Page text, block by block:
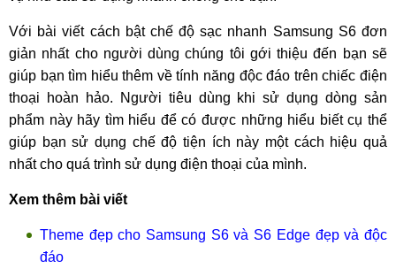
Với bài viết cách bật chế độ sạc nhanh Samsung S6 đơn
giản nhất cho người dùng chúng tôi gới thiệu đến bạn sẽ
giúp bạn tìm hiểu thêm về tính năng độc đáo trên chiếc điện
thoại hoàn hảo. Người tiêu dùng khi sử dụng dòng sản
phẩm này hãy tìm hiểu để có được những hiểu biết cụ thể
giúp bạn sử dụng chế độ tiện ích này một cách hiệu quả
nhất cho quá trình sử dụng điện thoại của mình.
Xem thêm bài viết
Theme đẹp cho Samsung S6 và S6 Edge đẹp và độc
đáo